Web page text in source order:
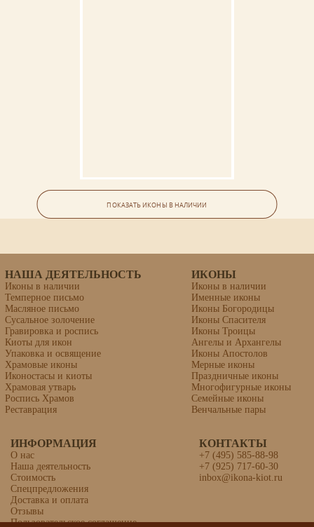
Икона «Собор святых»
Икона «Клавдия Римская,
липовая доска, левкас, темпера, золочение
ПОКАЗАТЬ ИКОНЫ В НАЛИЧИИ
НАША ДЕЯТЕЛЬНОСТЬ
Иконы в наличии
Темперное письмо
Масляное письмо
Сусальное золочение
Гравировка и роспись
Киоты для икон
Упаковка и освящение
Храмовые иконы
Иконостасы и киоты
Храмовая утварь
Роспись Храмов
Реставрация
ИКОНЫ
Иконы в наличии
Именные иконы
Иконы Богородицы
Иконы Спасителя
Иконы Троицы
Ангелы и Архангелы
Иконы Апостолов
Мерные иконы
Праздничные иконы
Многофигурные иконы
Семейные иконы
Венчальные пары
ИНФОРМАЦИЯ
О нас
Наша деятельность
Стоимость
Спецпредложения
Доставка и оплата
Отзывы
Пользовательское соглашение
КОНТАКТЫ
+7 (495) 585-88-98
+7 (925) 717-60-30
inbox@ikona-kiot.ru